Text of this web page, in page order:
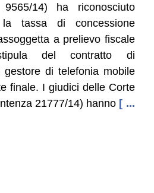
14) ha riconosciuto
tassa di concessione
a prelievo fiscale
del contratto di
gestore di telefonia mobile
finale. I giudici delle Corte
21777/14) hanno [ ...